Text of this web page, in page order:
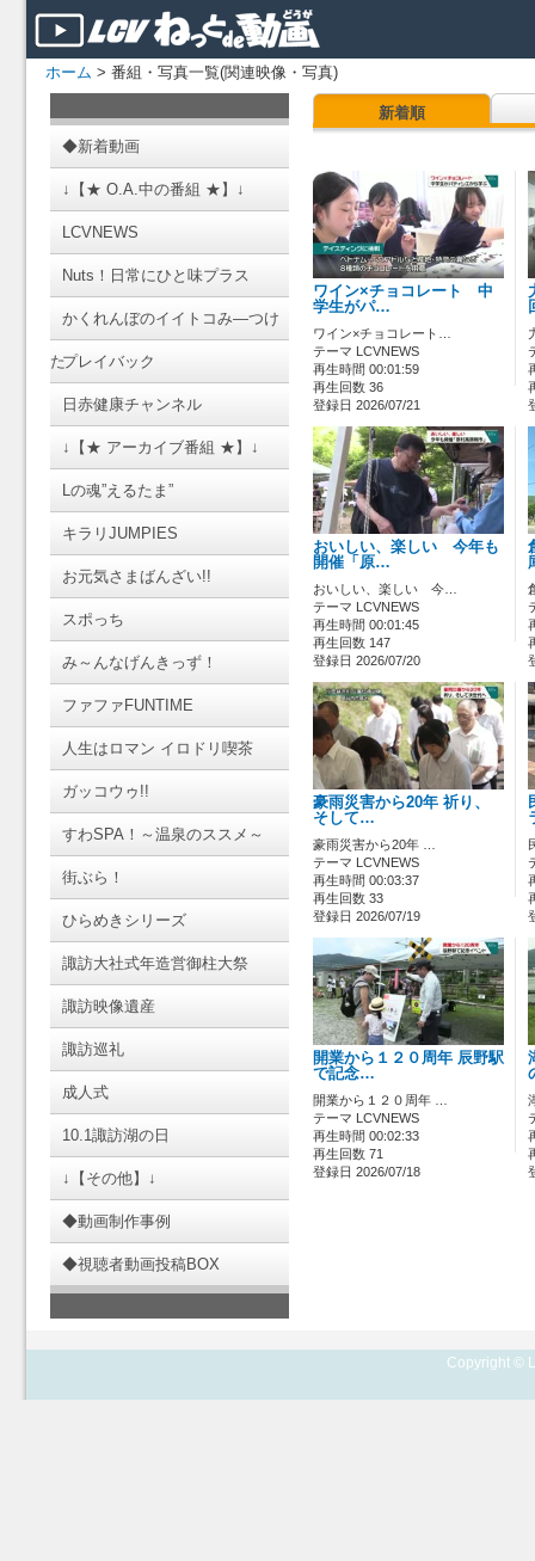
ホーム > 番組・写真一覧(関連映像・写真)
◆新着動画
↓【★ O.A.中の番組 ★】↓
LCVNEWS
Nuts！日常にひと味プラス
かくれんぼのイイトコみ―つけ
たプレイバック
日赤健康チャンネル
↓【★ アーカイブ番組 ★】↓
Lの魂”えるたま”
キラリJUMPIES
お元気さまばんざい!!
スポっち
み～んなげんきっず！
ファファFUNTIME
人生はロマン イロドリ喫茶
ガッコウゥ!!
すわSPA！～温泉のススメ～
街ぶら！
ひらめきシリーズ
諏訪大社式年造営御柱大祭
諏訪映像遺産
諏訪巡礼
成人式
10.1諏訪湖の日
↓【その他】↓
◆動画制作事例
◆視聴者動画投稿BOX
新着順
ワイン×チョコレート 中
学生がパ…
ワイン×チョコレート…
テーマ LCVNEWS
再生時間 00:01:59
再生回数 36
登録日 2026/07/21
おいしい、楽しい 今年も
開催「原…
おいしい、楽しい 今…
テーマ LCVNEWS
再生時間 00:01:45
再生回数 147
登録日 2026/07/20
豪雨災害から20年 祈り、
そして…
豪雨災害から20年 …
テーマ LCVNEWS
再生時間 00:03:37
再生回数 33
登録日 2026/07/19
開業から１２０周年 辰野駅
で記念…
開業から１２０周年 …
テーマ LCVNEWS
再生時間 00:02:33
再生回数 71
登録日 2026/07/18
Copyright ©